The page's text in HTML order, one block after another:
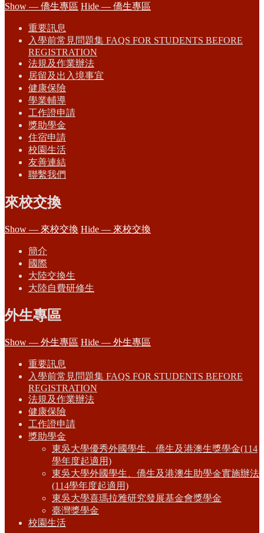
Show — 僑生專區 Hide — 僑生專區
重要訊息
入學前常見問題集 FAQS FOR STUDENTS BEFORE
REGISTRATION
法規及作業辦法
居留及出入境事宜
健康保險
學業輔導
工作證申請
獎助學金
住宿申請
校園生活
友善連結
聯繫我們
來校交換
Show — 來校交換 Hide — 來校交換
簡介
國際
大陸交換生
大陸自費研修生
外生專區
Show — 外生專區 Hide — 外生專區
重要訊息
入學前常見問題集 FAQS FOR STUDENTS BEFORE
REGISTRATION
法規及作業辦法
健康保險
工作證申請
獎助學金
東吳大學優秀外國學生、僑生及港澳生獎學金(114
學年度起適用)
東吳大學外國學生、僑生及港澳生助學金實施辦法
(114學年度起適用)
東吳大學喜瑪拉雅研究發展基金會獎學金
臺灣獎學金
校園生活